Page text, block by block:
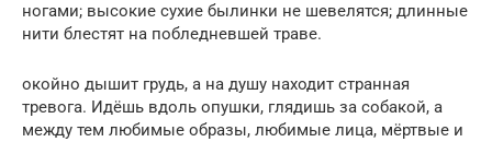
ногами; высокие сухие былинки не шевелятся; длинные
нити блестят на побледневшей траве.
окойно дышит грудь, а на душу находит странная
тревога. Идёшь вдоль опушки, глядишь за собакой, а
между тем любимые образы, любимые лица, мёртвые и